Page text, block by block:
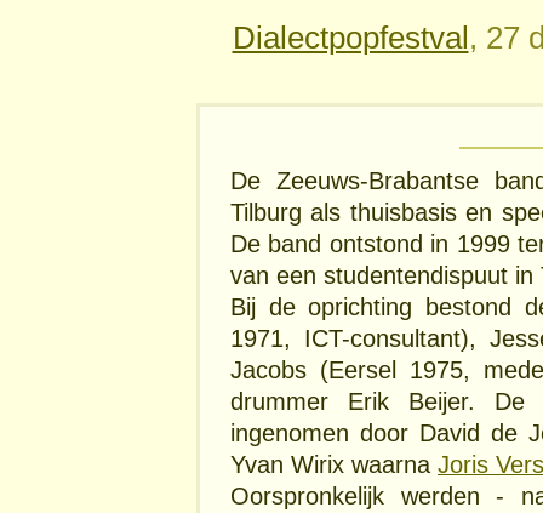
Dialectpopfestval, 27
De Zeeuws-Brabantse
Tilburg als thuisbasis en
De band ontstond in 1999
van een studentendispuut in
Bij de oprichting bestond
1971, ICT-consultant),
Jacobs (Eersel 1975,
drummer Erik Beijer.
ingenomen door David de
Yvan Wirix waarna Joris
Oorspronkelijk werden -